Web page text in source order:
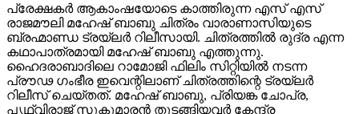
പ്രേക്ഷകർ ആകാംഷയോടെ കാത്തിരുന്ന എസ് എസ്
രാജമൗലി മഹേഷ് ബാബു ചിത്രം വാരാണാസിയുടെ
ബ്രഹ്മാണ്ഡ ട്രയ്ലർ റിലീസായി. ചിത്രത്തിൽ രുദ്ര എന്ന
കഥാപാത്രമായി മഹേഷ് ബാബു എത്തുന്നു.
ഹൈദരാബാദിലെ റാമോജി ഫിലിം സിറ്റിയിൽ നടന്ന
പ്രൗഢ ഗംഭീര ഇവെന്റിലാണ് ചിത്രത്തിന്റെ ട്രയ്ലർ
റിലീസ് ചെയ്തത്. മഹേഷ് ബാബു, പ്രിയങ്ക ചോപ്ര,
പൃഥ്വിരാജ് സുകുമാരൻ തുടങ്ങിയവർ കേന്ദ്ര